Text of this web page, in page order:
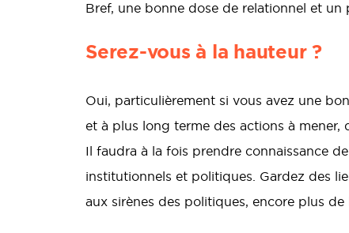
Bref, une bonne dose de relationnel et un
Serez-vous à la hauteur ?
Oui, particulièrement si vous avez une
et à plus long terme des actions à mener,
Il faudra à la fois prendre connaissance
institutionnels et politiques. Gardez des
aux sirènes des politiques, encore plus